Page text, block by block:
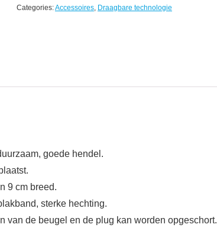
Categories:Accessoires, Draagbare technologie
goede hendel.
9 cm breed.
sterke hechting.
van de beugel en de plug kan worden opgeschort.